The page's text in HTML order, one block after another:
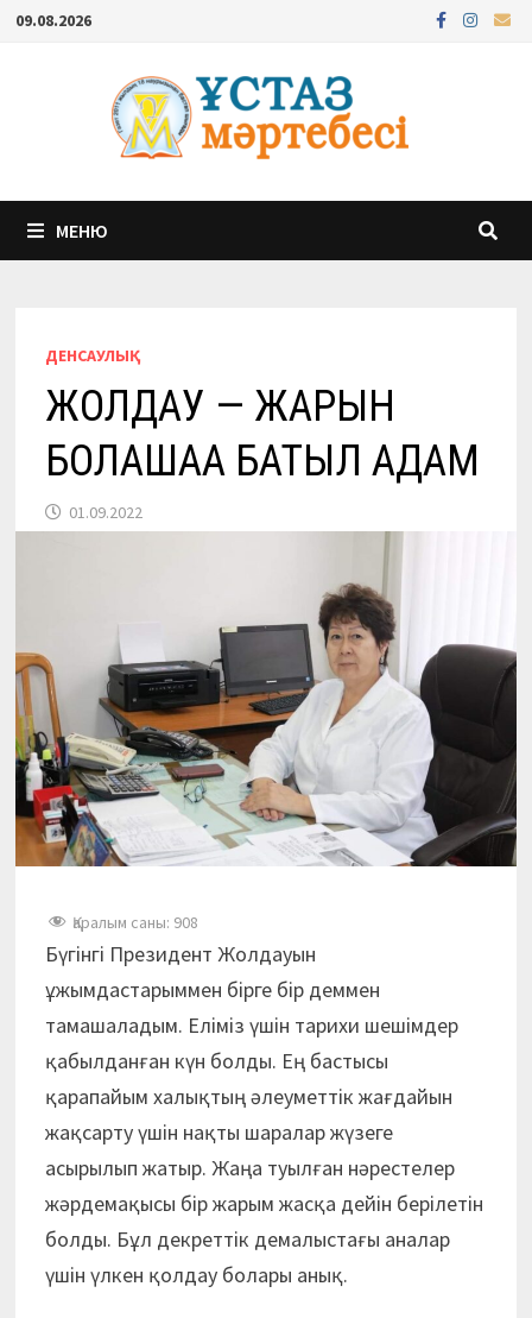
Перейти
содержимому
09.08.2026
МЕНЮ
ДЕНСАУЛЫҚ
ЖОЛДАУ — ЖАРҚЫН
БОЛАШАҚҚА БАТЫЛ ҚАДАМ
01.09.2022
Қаралым саны: 908
Бүгінгі Президент Жолдауын
ұжымдастарыммен бірге бір деммен
тамашаладым. Еліміз үшін тарихи шешімдер
қабылданған күн болды. Ең бастысы
қарапайым халықтың әлеуметтік жағдайын
жақсарту үшін нақты шаралар жүзеге
асырылып жатыр. Жаңа туылған нәрестелер
жәрдемақысы бір жарым жасқа дейін берілетін
болды. Бұл декреттік демалыстағы аналар
үшін үлкен қолдау болары анық.